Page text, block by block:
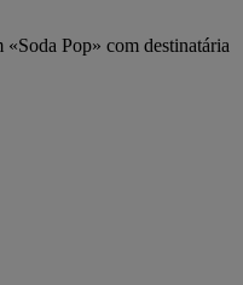
Pop» com destinatária